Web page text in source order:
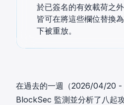
於已簽名的有效載荷之
皆可在將這些欄位替換
下被重放。
在過去的一週（2026/04/20 -
BlockSec 監測並分析了八起